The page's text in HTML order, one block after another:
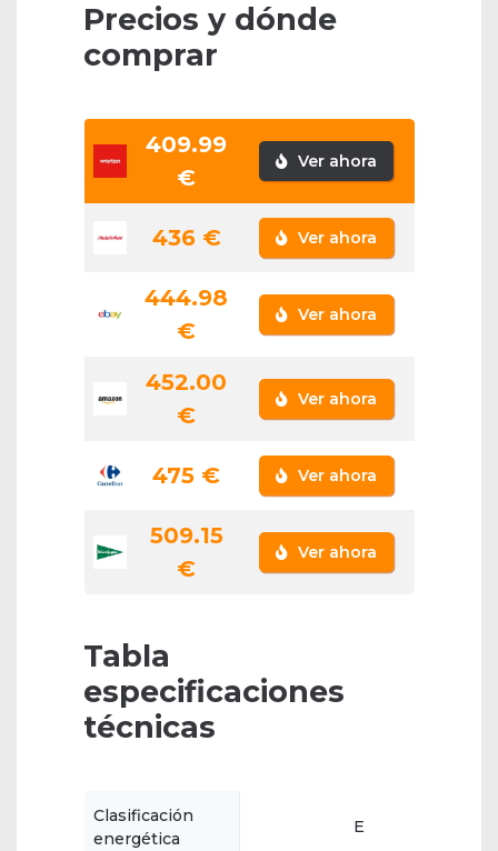
Precios y dónde
comprar
409.99
€
Ver ahora
436 € Ver ahora
444.98
€
Ver ahora
452.00
€
Ver ahora
475 € Ver ahora
509.15
€
Ver ahora
Tabla
especificaciones
técnicas
Clasificación
energética
E